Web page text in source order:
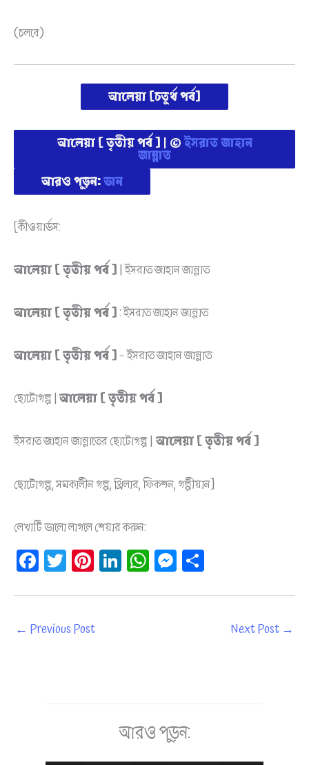
(চলবে)
আলেয়া [চতুর্থ পর্ব]
আলেয়া [ তৃতীয় পর্ব ] | ©ইসরাত জাহান
জান্নাত
আরও পড়ুন:ভান
[কীওয়ার্ডস:
আলেয়া [ তৃতীয় পর্ব ]| ইসরাত জাহান জান্নাত
আলেয়া [ তৃতীয় পর্ব ]: ইসরাত জাহান জান্নাত
আলেয়া [ তৃতীয় পর্ব ]– ইসরাত জাহান জান্নাত
ছোটোগল্প |আলেয়া [ তৃতীয় পর্ব ]
ইসরাত জাহান জান্নাতের ছোটোগল্প | আলেয়া [ তৃতীয় পর্ব ]
ছোটোগল্প, সমকালীন গল্প, থ্রিলার, ফিকশন, গল্পীয়ান]
লেখাটি ভালো লাগলে শেয়ার করুন:
Fa
ce
bo
ok
T
wi
tt
er
Pi
nt
er
es
Li
nk
ed
W
ha
ts
M
es
se e
← Previous Post Next Post →
আরও পড়ুন: